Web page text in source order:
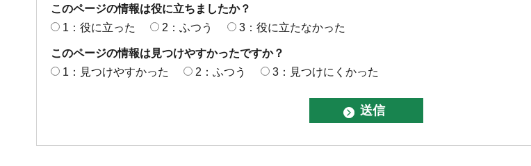
このページの情報は役に立ちましたか？
1：役に立った
2：ふつう 3：役に立たなかった
このページの情報は見つけやすかったですか？
1：見つけやすかった
2：ふつう 3：見つけにくかった